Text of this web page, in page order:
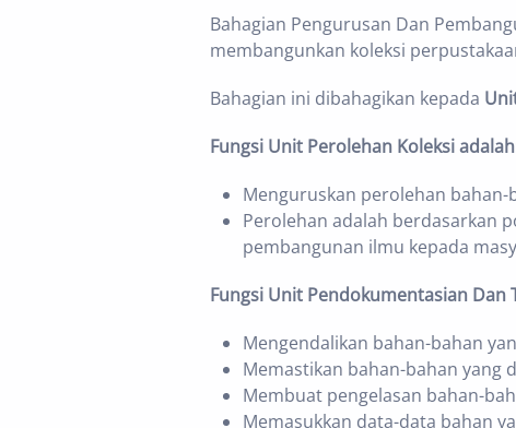
Bahagian Pengurusan Dan
membangunkan koleksi
Bahagian ini dibahagikan kepada
Fungsi Unit Perolehan Koleksi adalah
Menguruskan perolehan
Perolehan adalah berdasarkan
pembangunan ilmu kepada
Fungsi Unit Pendokumentasian Dan
Mengendalikan bahan-bahan
Memastikan bahan-bahan yang
Membuat pengelasan bahan-
Memasukkan data-data bahan